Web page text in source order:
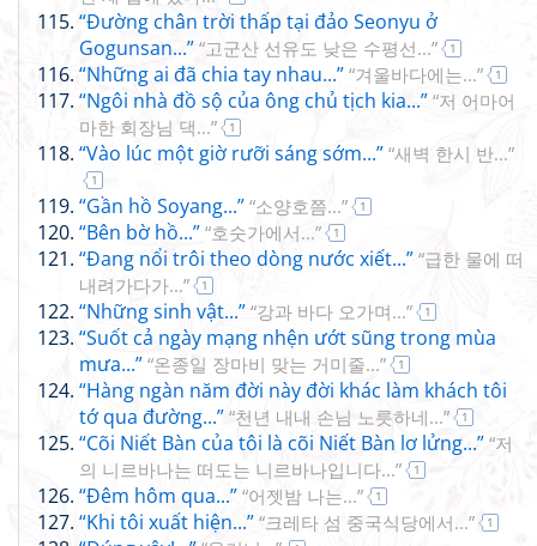
“Đường chân trời thấp tại đảo Seonyu ở
Gogunsan...” “고군산 선유도 낮은 수평선...” 1
“Những ai đã chia tay nhau...” “겨울바다에는...” 1
“Ngôi nhà đồ sộ của ông chủ tịch kia...” “저 어마어
마한 회장님 댁...”
1
“Vào lúc một giờ rưỡi sáng sớm...” “새벽 한시 반...”
1
“Gần hồ Soyang...” “소양호쯤...” 1
“Bên bờ hồ...” “호숫가에서...” 1
“Đang nổi trôi theo dòng nước xiết...” “급한 물에 떠
내려가다가...”
1
“Những sinh vật...” “강과 바다 오가며...” 1
“Suốt cả ngày mạng nhện ướt sũng trong mùa
mưa...” “온종일 장마비 맞는 거미줄...” 1
“Hàng ngàn năm đời này đời khác làm khách tôi
tớ qua đường...” “천년 내내 손님 노릇하네...” 1
“Cõi Niết Bàn của tôi là cõi Niết Bàn lơ lửng...” “저
의 니르바나는 떠도는 니르바나입니다...”
1
“Đêm hôm qua...” “어젯밤 나는...” 1
“Khi tôi xuất hiện...” “크레타 섬 중국식당에서...” 1